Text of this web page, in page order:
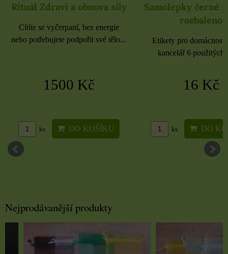
Rituál Zdraví a obnova síly
Cítíte se vyčerpaní, bez energie
nebo potřebujete podpořit své tělo...
1500 Kč
ks DO KOŠÍKU
Samolepky černé
rozbaleno
Etikety pro
kancelář 6 použitých
16 Kč
ks DO
Nejprodávanější produkty